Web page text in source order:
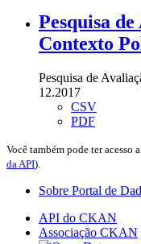
Pesquisa
Contexto
Pesquisa de
12.2017
CSV
PDF
Você também pode ter acesso
da API).
Sobre Portal de
API do CKAN
Associação CKAN